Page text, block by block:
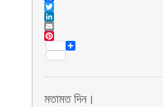
Facebook
Twitter
LinkedIn
Email
Pinterest
মতামত দিন।